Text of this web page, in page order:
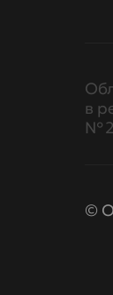
в
№
©